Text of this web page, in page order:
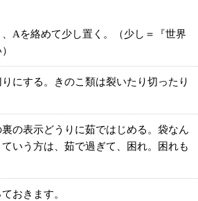
Aを絡めて少し置く。（少し＝『世界
にする。きのこ類は裂いたり切ったり
の表示どうりに茹ではじめる。袋なん
いう方は、茹で過ぎて、困れ。困れも
おきます。